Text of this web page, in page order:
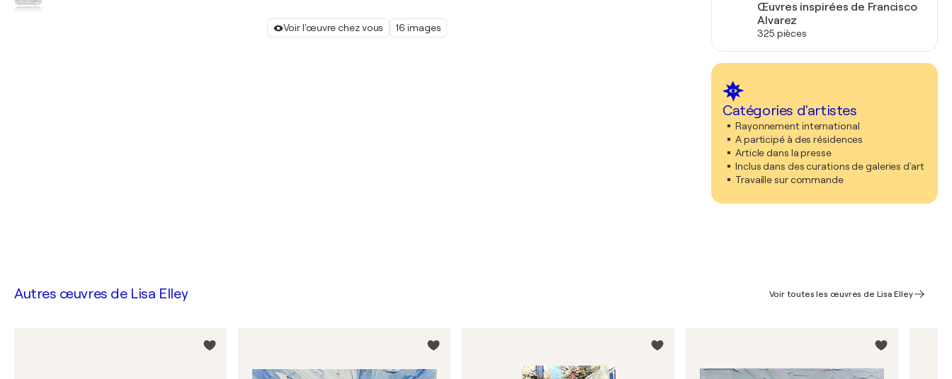
Voir l'œuvre chez vous 16 images
Œuvres inspirées de Francisco
Alvarez
325 pièces
Catégories d'artistes
Rayonnement international
A participé à des résidences
Article dans la presse
Inclus dans des curations de galeries d'art
Travaille sur commande
Autres œuvres de Lisa Elley Voir toutes les œuvres de Lisa Elley